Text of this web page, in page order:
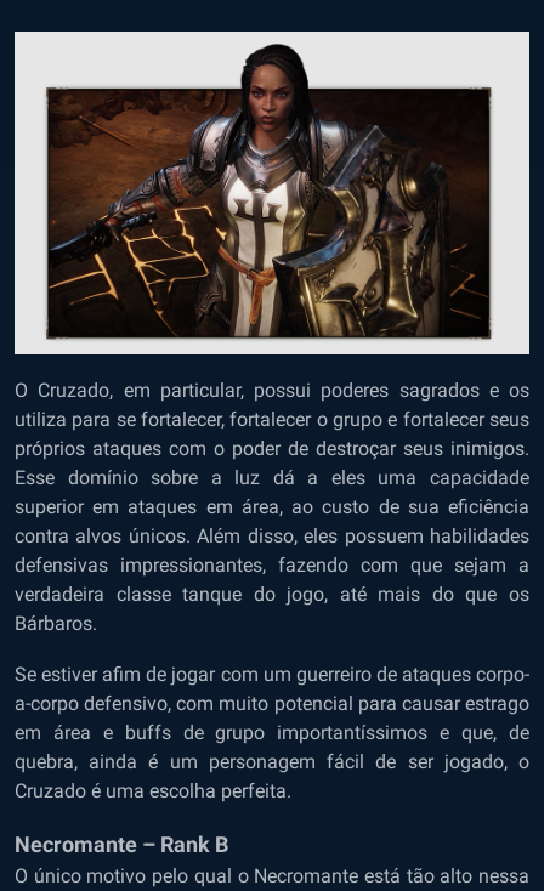
O Cruzado, em particular, possui poderes sagrados e os
utiliza para se fortalecer, fortalecer o grupo e fortalecer seus
próprios ataques com o poder de destroçar seus inimigos.
Esse domínio sobre a luz dá a eles uma capacidade
superior em ataques em área, ao custo de sua eficiência
contra alvos únicos. Além disso, eles possuem habilidades
defensivas impressionantes, fazendo com que sejam a
verdadeira classe tanque do jogo, até mais do que os
Bárbaros.
Se estiver afim de jogar com um guerreiro de ataques corpo-
a-corpo defensivo, com muito potencial para causar estrago
em área e buffs de grupo importantíssimos e que, de
quebra, ainda é um personagem fácil de ser jogado, o
Cruzado é uma escolha perfeita.
Necromante – Rank B
O único motivo pelo qual o Necromante está tão alto nessa